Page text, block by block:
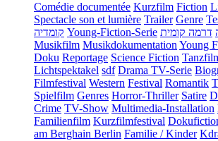
Comédie documentée Kurzfilm Fiction
Spectacle son et lumière Trailer Genre
קומדיה Young-Fiction-Serie דרמה קומית
Musikfilm Musikdokumentation Young
Doku Reportage Science Fiction
Lichtspektakel sdf Drama TV-Serie
Filmfestival Western Festival Romantik
Spielfilm Genres Horror-Thriller Satire
Crime TV-Show Multimedia-Installation
Familienfilm Kurzfilmfestival
am Berghain Berlin Familie / Kinder